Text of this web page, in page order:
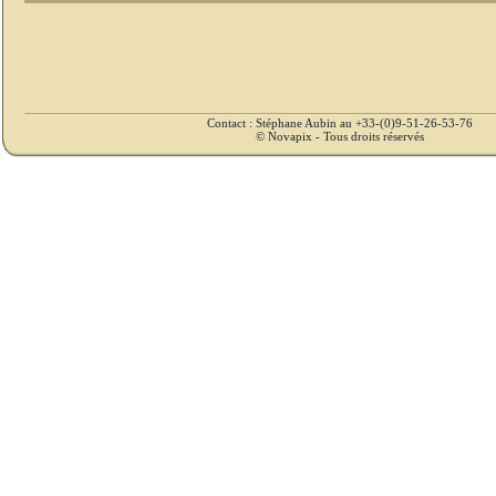
Contact : Stéphane Aubin au +33-(0)9-51-26-53-76
© Novapix - Tous droits réservés